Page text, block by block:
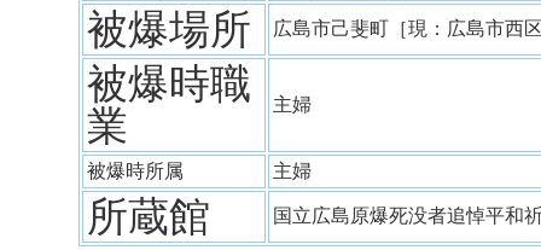
被爆場所 広島市己斐町［現：広島市
被爆時職
業
主婦
被爆時所属 主婦
所蔵館 国立広島原爆死没者追悼平